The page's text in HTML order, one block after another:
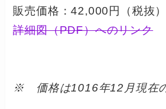
販売価格：42,000円（税抜）
詳細図（PDF）へのリンク
※ 価格は1016年12月現在の